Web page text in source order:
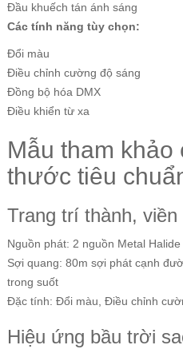
Đầu khuếch tán ánh sáng
Các tính năng tùy chọn:
Đổi màu
Điều chỉnh cường độ sáng
Đồng bộ hóa DMX
Điều khiển từ xa
Mẫu tham
thước tiêu
Trang trí thành, viền
Nguồn phát: 2 nguồn Metal
Sợi quang: 80m sợi phát cạnh
trong suốt
Đặc tính: Đổi màu, Điều chỉnh
Hiệu ứng bầu trời